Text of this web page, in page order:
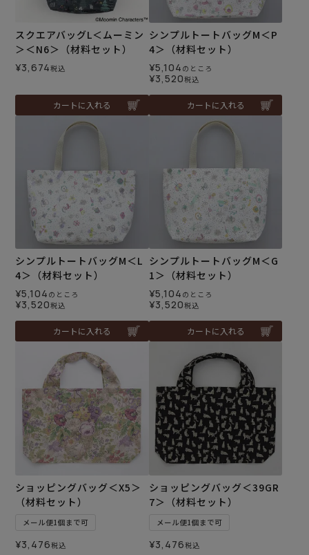
スクエアバッグL＜ムーミン
＞＜N6＞（材料セット）
¥3,674税込
カートに入れる
シンプルトートバッグM＜P
4＞（材料セット）
¥5,104 のところ
¥3,520税込
カートに入れる
シンプルトートバッグM＜L
4＞（材料セット）
¥5,104 のところ
¥3,520税込
カートに入れる
シンプルトートバッグM＜G
1＞（材料セット）
¥5,104 のところ
¥3,520税込
カートに入れる
ショッピングバッグ＜X5＞
（材料セット）
メール便1個まで可
¥3,476税込
ショッピングバッグ＜39GR
7＞（材料セット）
メール便1個まで可
¥3,476税込